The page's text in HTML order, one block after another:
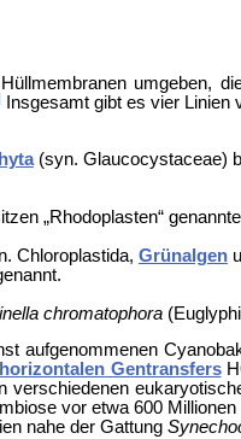
umgeben,
Insgesamt gibt es vier
(syn. Glaucocystaceae)
„Rhodoplasten“
Chloroplastida, Grünalgen
chromatophora(
aufgenommenen
horizontalen Gentransfers
verschiedenen
vor etwa 600
nahe der Gattung